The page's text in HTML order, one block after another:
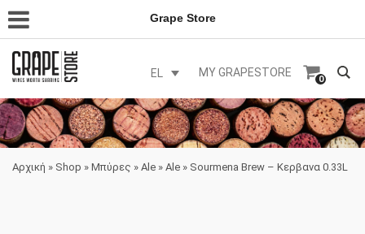
Grape Store
EL MY GRAPESTORE
0
Αρχική » Shop » Μπύρες » Ale » Ale » Sourmena Brew – Κερβανα 0.33L